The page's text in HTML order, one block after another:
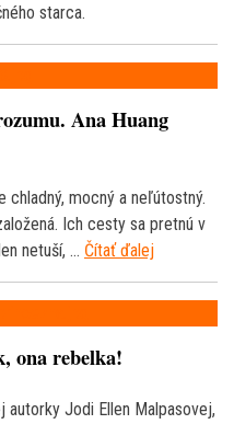
starca.
Ana Huang
chladný, mocný a neľútostný.
Ich cesty sa pretnú v
netuší, … Čítať ďalej
ona rebelka!
Jodi Ellen Malpasovej,